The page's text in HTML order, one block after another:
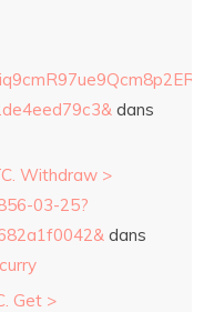
dans
Withdraw >
03-25?
dans
Get >